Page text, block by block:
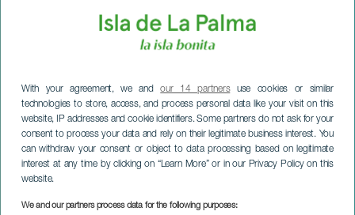
With your agreement, we andour 14 partnersuse cookies or similar
technologies to store, access, and process personal data like your visit on this
website, IP addresses and cookie identifiers. Some partners do not ask for your
consent to process your data and rely on their legitimate business interest. You
can withdraw your consent or object to data processing based on legitimate
interest at any time by clicking on “Learn More” or in our Privacy Policy on this
website.
We and our partners process data for the following purposes:
LA PALMA